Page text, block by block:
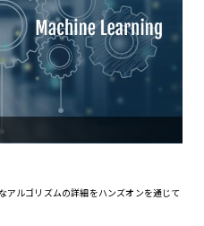
アルゴリズムの詳細をハンズオンを通じて